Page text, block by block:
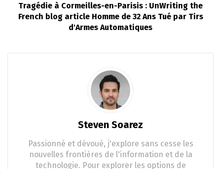
Tragédie à Cormeilles-en-Parisis : UnWriting the
French blog article Homme de 32 Ans Tué par Tirs
d'Armes Automatiques
Steven Soarez
Passionné et dévoué, j'explore sans cesse les
nouvelles frontières de l'information et de la
technologie. Pour explorer les options de